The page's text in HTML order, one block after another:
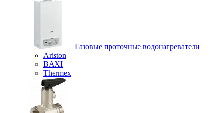
Газовые проточные водонагреватели
Ariston
BAXI
Thermex